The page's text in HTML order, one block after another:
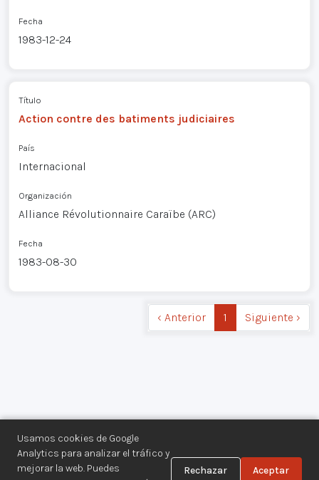
Usamos cookies de Google
Analytics para analizar el tráfico y
mejorar la web. Puedes
Rechazar Aceptar
Fecha
1983-12-24
Título
Action contre des batiments judiciaires
País
Internacional
Organización
Alliance Révolutionnaire Caraïbe (ARC)
Fecha
1983-08-30
‹ Anterior 1 Siguiente ›
Centro de Documentación de los